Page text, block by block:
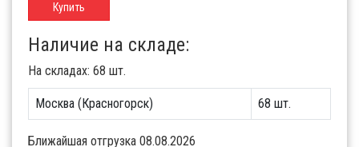
Купить
Наличие на складе:
На складах: 68 шт.
Москва (Красногорск) 68 шт.
Ближайшая отгрузка 08.08.2026